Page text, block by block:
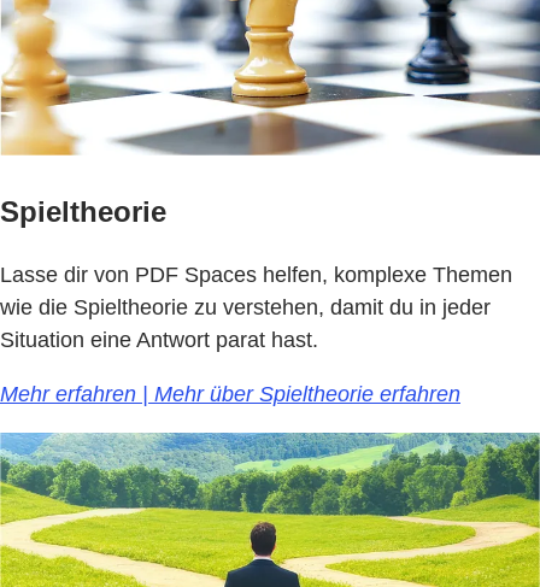
Spieltheorie
Lasse dir von PDF Spaces helfen, komplexe Themen
wie die Spieltheorie zu verstehen, damit du in jeder
Situation eine Antwort parat hast.
Mehr erfahren | Mehr über Spieltheorie erfahren